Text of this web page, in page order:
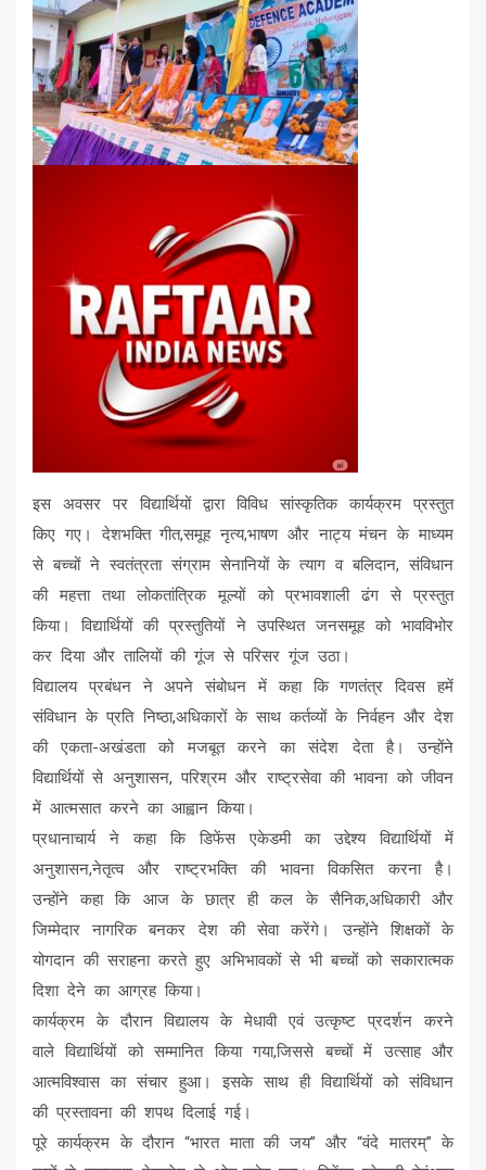
इस अवसर पर विद्यार्थियों द्वारा विविध सांस्कृतिक कार्यक्रम प्रस्तुत
किए गए। देशभक्ति गीत,समूह नृत्य,भाषण और नाट्य मंचन के माध्यम
से बच्चों ने स्वतंत्रता संग्राम सेनानियों के त्याग व बलिदान, संविधान
की महत्ता तथा लोकतांत्रिक मूल्यों को प्रभावशाली ढंग से प्रस्तुत
किया। विद्यार्थियों की प्रस्तुतियों ने उपस्थित जनसमूह को भावविभोर
कर दिया और तालियों की गूंज से परिसर गूंज उठा।
विद्यालय प्रबंधन ने अपने संबोधन में कहा कि गणतंत्र दिवस हमें
संविधान के प्रति निष्ठा,अधिकारों के साथ कर्तव्यों के निर्वहन और देश
की एकता-अखंडता को मजबूत करने का संदेश देता है। उन्होंने
विद्यार्थियों से अनुशासन, परिश्रम और राष्ट्रसेवा की भावना को जीवन
में आत्मसात करने का आह्वान किया।
प्रधानाचार्य ने कहा कि डिफेंस एकेडमी का उद्देश्य विद्यार्थियों में
अनुशासन,नेतृत्व और राष्ट्रभक्ति की भावना विकसित करना है।
उन्होंने कहा कि आज के छात्र ही कल के सैनिक,अधिकारी और
जिम्मेदार नागरिक बनकर देश की सेवा करेंगे। उन्होंने शिक्षकों के
योगदान की सराहना करते हुए अभिभावकों से भी बच्चों को सकारात्मक
दिशा देने का आग्रह किया।
कार्यक्रम के दौरान विद्यालय के मेधावी एवं उत्कृष्ट प्रदर्शन करने
वाले विद्यार्थियों को सम्मानित किया गया,जिससे बच्चों में उत्साह और
आत्मविश्वास का संचार हुआ। इसके साथ ही विद्यार्थियों को संविधान
की प्रस्तावना की शपथ दिलाई गई।
पूरे कार्यक्रम के दौरान “भारत माता की जय” और “वंदे मातरम्” के